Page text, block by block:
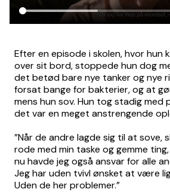
Efter en episode i skolen, hvor hun
over sit bord, stoppede hun dog
det betød bare nye tanker og nye
forsat bange for bakterier, og at
mens hun sov. Hun tog stadig med
det var en meget anstrengende
”Når de andre lagde sig til at sove,
rode med min taske og gemme
nu havde jeg også ansvar for alle
Jeg har uden tvivl ønsket at være
Uden de her problemer.”